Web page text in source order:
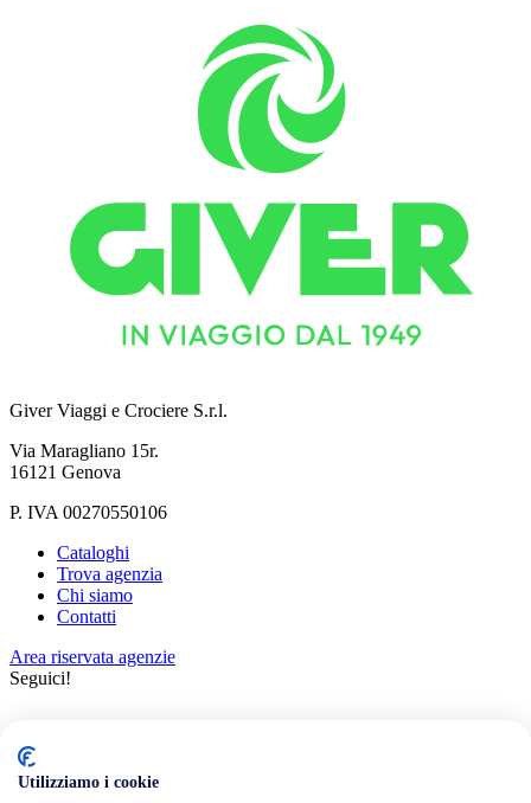
Giver Viaggi e Crociere S.r.l.
Via Maragliano 15r.
16121 Genova
P. IVA 00270550106
Cataloghi
Trova agenzia
Chi siamo
Contatti
Area riservata agenzie
Seguici!
Utilizziamo i cookie